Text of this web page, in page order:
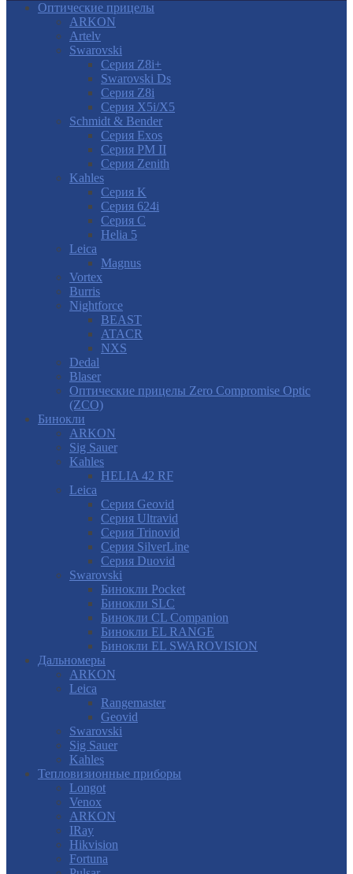
Оптические прицелы
ARKON
Artelv
Swarovski
Серия Z8i+
Swarovski Ds
Серия Z8i
Серия X5i/X5
Schmidt & Bender
Серия Exos
Серия PM II
Cерия Zenith
Kahles
Серия K
Серия 624i
Серия С
Helia 5
Leica
Magnus
Vortex
Burris
Nightforce
BEAST
ATACR
NXS
Dedal
Blaser
Оптические прицелы Zero Compromise Optic
(ZCO)
Бинокли
ARKON
Sig Sauer
Kahles
HELIA 42 RF
Leica
Серия Geovid
Серия Ultravid
Серия Trinovid
Серия SilverLine
Серия Duovid
Swarovski
Бинокли Pocket
Бинокли SLC
Бинокли CL Companion
Бинокли EL RANGE
Бинокли EL SWAROVISION
Дальномеры
ARKON
Leica
Rangemaster
Geovid
Swarovski
Sig Sauer
Kahles
Тепловизионные приборы
Longot
Venox
ARKON
IRay
Hikvision
Fortuna